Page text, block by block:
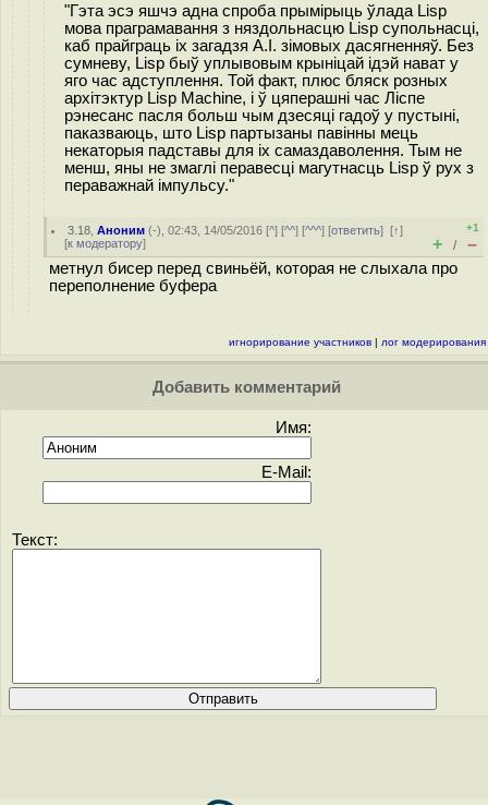
"Гэта эсэ яшчэ адна спроба прымірыць ўлада Lisp
мова праграмавання з няздольнасцю Lisp супольнасці,
каб прайграць іх загадзя А.І. зімовых дасягненняў. Без
сумневу, Lisp быў уплывовым крыніцай ідэй нават у
яго час адступлення. Той факт, плюс бляск розных
архітэктур Lisp Machine, і ў цяперашні час Ліспе
рэнесанс пасля больш чым дзесяці гадоў у пустыні,
паказваюць, што Lisp партызаны павінны мець
некаторыя падставы для іх самаздаволення. Тым не
менш, яны не змаглі перавесці магутнасць Lisp ў рух з
пераважнай імпульсу."
3.18 ,Аноним (-), 02:43, 14/05/2016 [^] [^^] [^^^] [ответить][↑]
[к модератору]
+1
+ / –
метнул бисер перед свиньёй, которая не слыхала про
переполнение буфера
игнорирование участников | лог модерирования
Добавить комментарий
Имя:
E-Mail:
Текст: